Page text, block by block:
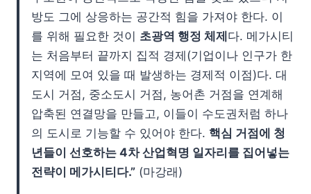
방도 그에 상응하는 공간적 힘을 가져야 한다. 이
를 위해 필요한 것이 초광역 행정 체제다. 메가시티
는 처음부터 끝까지 집적 경제(기업이나 인구가 한
지역에 모여 있을 때 발생하는 경제적 이점)다. 대
도시 거점, 중소도시 거점, 농어촌 거점을 연계해
압축된 연결망을 만들고, 이들이 수도권처럼 하나
의 도시로 기능할 수 있어야 한다. 핵심 거점에 청
년들이 선호하는 4차 산업혁명 일자리를 집어넣는
전략이 메가시티다.” (마강래)